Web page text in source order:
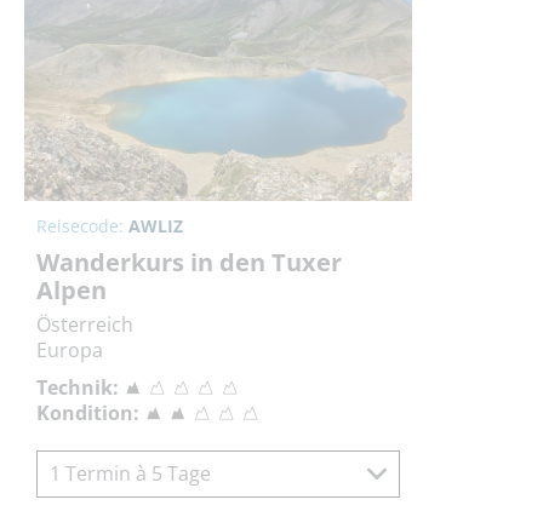
Reisecode: AWLIZ
Wanderkurs in den Tuxer
Alpen
Österreich
Europa
Technik:
Kondition:
1 Termin à 5 Tage